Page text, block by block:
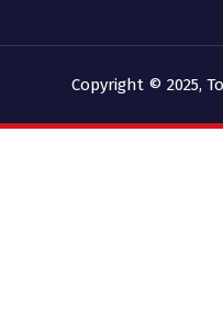
Copyright © 2025,